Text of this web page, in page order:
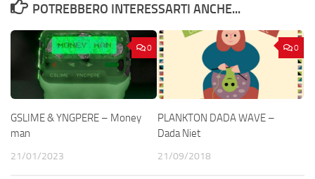
POTREBBERO INTERESSARTI ANCHE...
0
GSLIME & YNGPERE – Money
man
21/01/2023
0
PLANKTON DADA WAVE –
Dada Niet
21/09/2018